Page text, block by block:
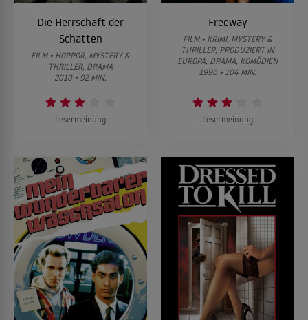
Die Herrschaft der
Schatten
FILM • HORROR, MYSTERY &
THRILLER, DRAMA
2010 • 92 MIN.
Lesermeinung
Freeway
FILM • KRIMI, MYSTERY &
THRILLER, PRODUZIERT IN
EUROPA, DRAMA, KOMÖDIEN
1996 • 104 MIN.
Lesermeinung